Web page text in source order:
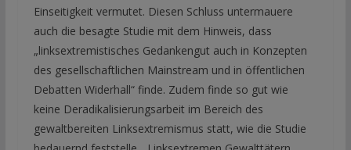
Einseitigkeit vermutet. Diesen Schluss untermauere
auch die besagte Studie mit dem Hinweis, dass
„linksextremistisches Gedankengut auch in Konzepten
des gesellschaftlichen Mainstream und in öffentlichen
Debatten Widerhall“ finde. Zudem finde so gut wie
keine Deradikalisierungsarbeit im Bereich des
gewaltbereiten Linksextremismus statt, wie die Studie